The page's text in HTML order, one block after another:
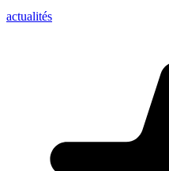
actualités